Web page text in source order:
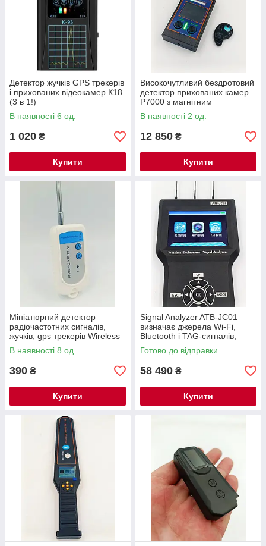
Детектор жучків GPS трекерів
і прихованих відеокамер К18
(3 в 1!)
В наявності 6 од.
1 020 ₴
Купити
Високочутливий бездротовий
детектор прихованих камер
P7000 з магнітним
скануючим GPS-локатором
В наявності 2 од.
12 850 ₴
Купити
Мініатюрний детектор
радіочастотних сигналів,
жучків, gps трекерів Wireless
Detector 1 МГц до 6000 МГц.
В наявності 8 од.
390 ₴
Купити
Signal Analyzer ATB-JC01
визначає джерела Wi-Fi,
Bluetooth і TAG-сигналів,
аналізує їх потужність,
частоту і MAC-адреси
Готово до відправки
58 490 ₴
Купити